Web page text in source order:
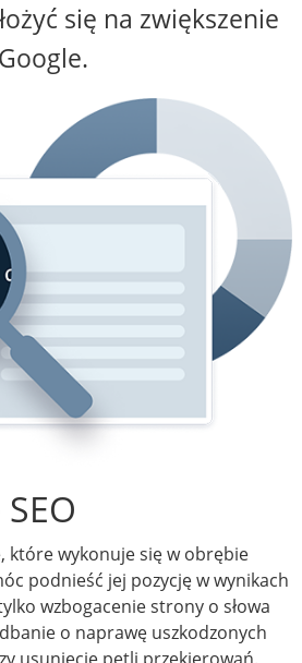
się na zwiększenie
które wykonuje się w obrębie
podnieść jej pozycję w wynikach
wzbogacenie strony o słowa
o naprawę uszkodzonych
usunięcie pętli przekierowań.